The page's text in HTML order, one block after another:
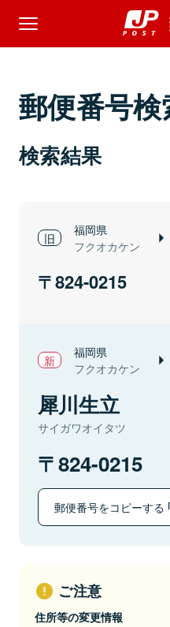
郵便番号検
検索結果
福岡県
フクオカケン
824-0215
福岡県
フクオカケン
犀川生立
サイガワオイタツ
824-0215
郵便番号をコピーする
ご注意
住所等の変更情報